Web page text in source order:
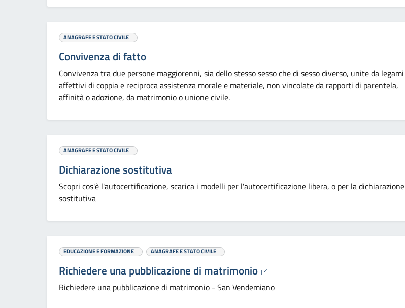
ANAGRAFE E STATO CIVILE
Convivenza di fatto
Convivenza tra due persone maggiorenni, sia dello stesso sesso che di sesso diverso, unite da legami
affettivi di coppia e reciproca assistenza morale e materiale, non vincolate da rapporti di parentela,
affinità o adozione, da matrimonio o unione civile.
ANAGRAFE E STATO CIVILE
Dichiarazione sostitutiva
Scopri cos'è l'autocertificazione, scarica i modelli per l'autocertificazione libera, o per la dichiarazione
sostitutiva
EDUCAZIONE E FORMAZIONE ANAGRAFE E STATO CIVILE
Richiedere una pubblicazione di matrimonio
Richiedere una pubblicazione di matrimonio - San Vendemiano